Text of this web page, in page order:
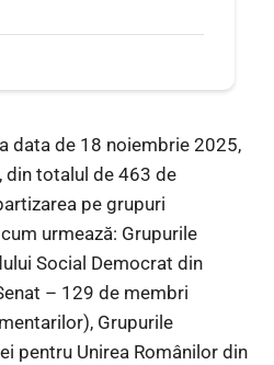
data de 18 noiembrie 2025,
totalul de 463 de
pe grupuri
urmează: Grupurile
Social Democrat din
– 129 de membri
Grupurile
pentru Unirea Românilor din